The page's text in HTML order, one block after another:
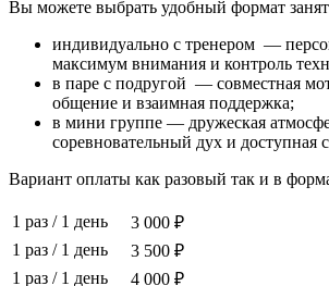
Вы можете выбрать удобный формат
индивидуально с тренером —
максимум внимания и контроль
в паре с подругой — совместная
общение и взаимная поддержка;
в мини группе — дружеская
соревновательный дух и доступная
Вариант оплаты как разовый так и в
1 раз / 1 день
3 000 ₽
1 раз / 1 день
3 500 ₽
1 раз / 1 день 4 000 ₽